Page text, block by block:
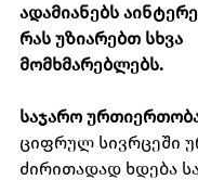
ადამიანებს
რას უზიარებთ სხვა
მომხმარებლებს.
საჯარო
ციფრულ სივრცეში
ძირითადად ხდება